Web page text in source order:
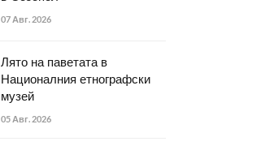
07 Авг. 2026
Лято на паветата в
Националния етнографски
музей
05 Авг. 2026